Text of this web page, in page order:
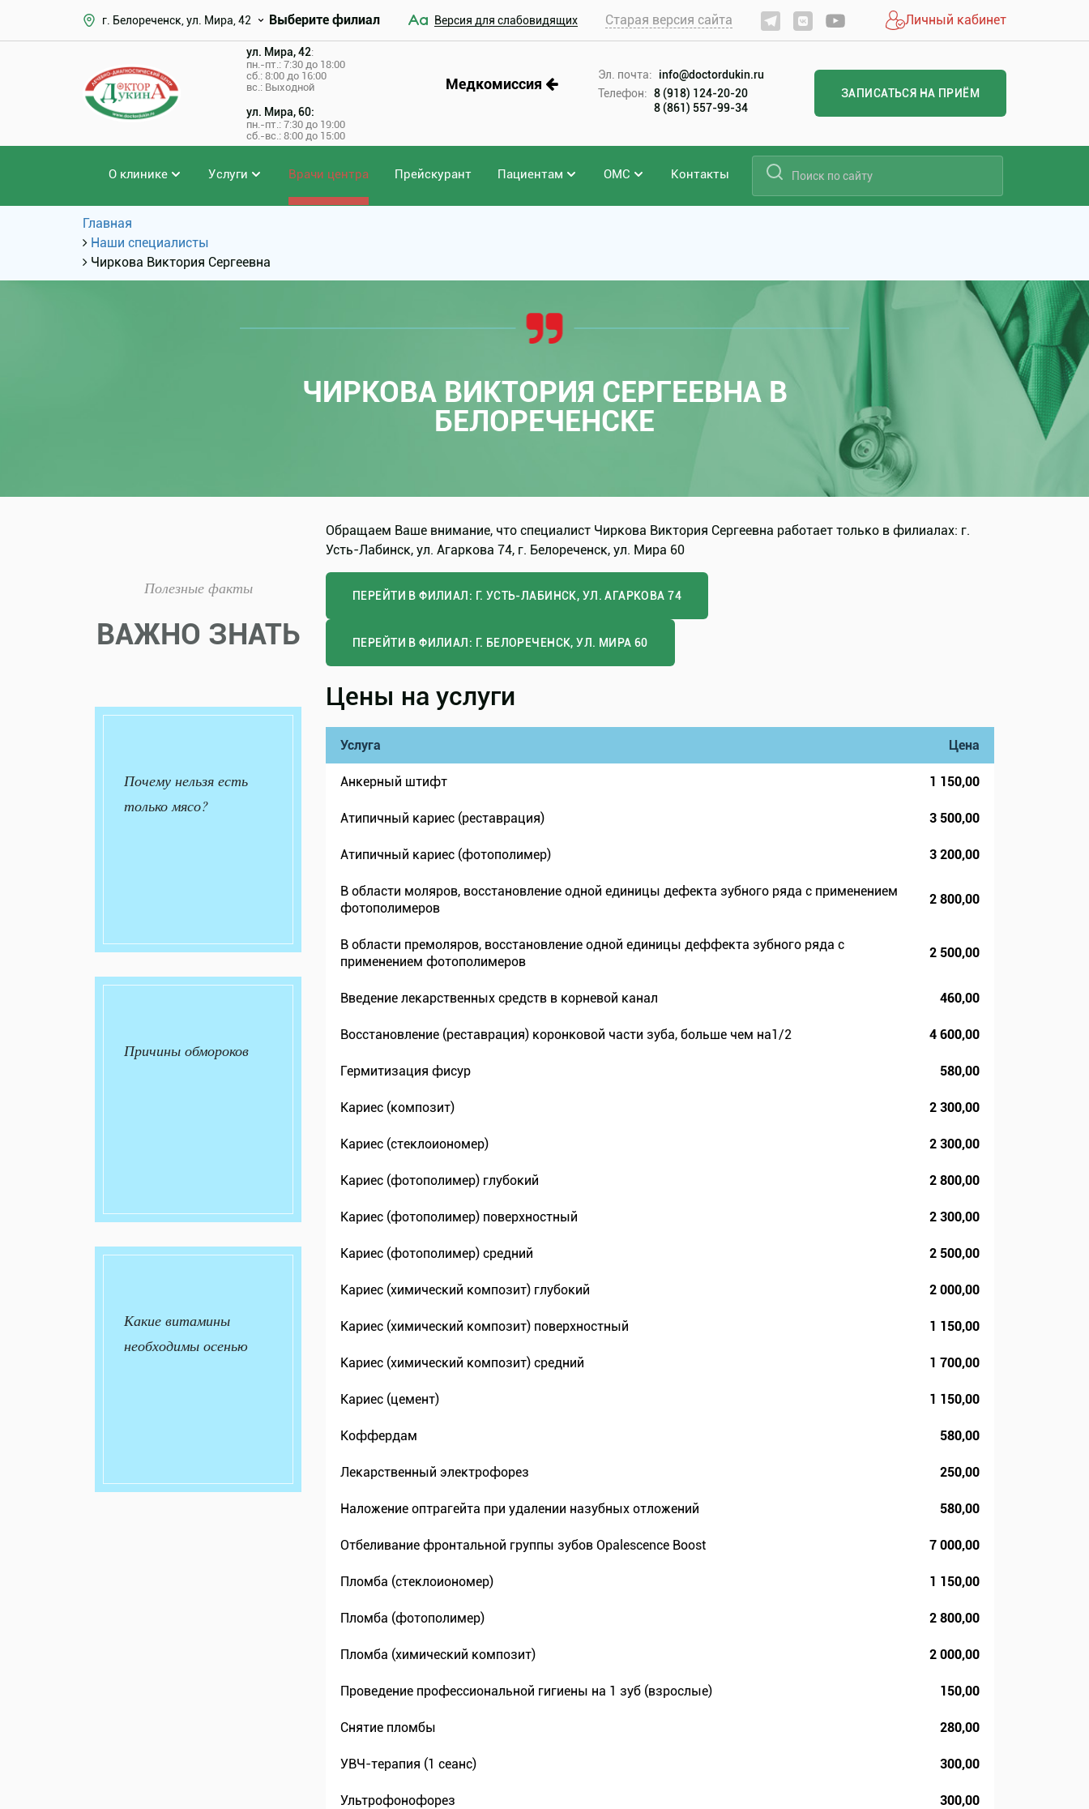
г. Белореченск, ул. Мира, 42 Выберите филиал Версия для слабовидящих Старая версия сайта Личный кабинет
ул. Мира, 42:
пн.-пт.: 7:30 до 18:00
сб.: 8:00 до 16:00
вс.: Выходной
ул. Мира, 60:
пн.-пт.: 7:30 до 19:00
сб.-вс.: 8:00 до 15:00
Медкомиссия
Эл. почта:
info@doctordukin.ru
Телефон: 8 (918) 124-20-20
8 (861) 557-99-34
ЗАПИСАТЬСЯ НА ПРИЁМ
О клинике Услуги Врачи центра Прейскурант Пациентам ОМС Контакты
Главная
Наши специалисты
Чиркова Виктория Сергеевна
ЧИРКОВА ВИКТОРИЯ СЕРГЕЕВНА В
БЕЛОРЕЧЕНСКЕ
Обращаем Ваше внимание, что специалист Чиркова Виктория Сергеевна работает только в филиалах: г.
Усть-Лабинск, ул. Агаркова 74, г. Белореченск, ул. Мира 60
ПЕРЕЙТИ В ФИЛИАЛ: Г. УСТЬ-ЛАБИНСК, УЛ. АГАРКОВА 74
ПЕРЕЙТИ В ФИЛИАЛ: Г. БЕЛОРЕЧЕНСК, УЛ. МИРА 60
Цены на услуги
Услуга Цена
Анкерный штифт 1 150,00
Атипичный кариес (реставрация) 3 500,00
Атипичный кариес (фотополимер) 3 200,00
В области моляров, восстановление одной единицы дефекта зубного ряда с применением
фотополимеров
2 800,00
В области премоляров, восстановление одной единицы деффекта зубного ряда с
применением фотополимеров
2 500,00
Введение лекарственных средств в корневой канал 460,00
Восстановление (реставрация) коронковой части зуба, больше чем на1/2 4 600,00
Гермитизация фисур 580,00
Кариес (композит) 2 300,00
Кариес (стеклоиономер) 2 300,00
Кариес (фотополимер) глубокий 2 800,00
Кариес (фотополимер) поверхностный 2 300,00
Кариес (фотополимер) средний 2 500,00
Кариес (химический композит) глубокий 2 000,00
Кариес (химический композит) поверхностный 1 150,00
Кариес (химический композит) средний 1 700,00
Кариес (цемент) 1 150,00
Коффердам 580,00
Лекарственный электрофорез 250,00
Наложение оптрагейта при удалении назубных отложений 580,00
Отбеливание фронтальной группы зубов Opalescence Boost 7 000,00
Пломба (стеклоиономер) 1 150,00
Пломба (фотополимер) 2 800,00
Пломба (химический композит) 2 000,00
Проведение профессиональной гигиены на 1 зуб (взрослые) 150,00
Снятие пломбы 280,00
УВЧ-терапия (1 сеанс) 300,00
Ультрофонофорез 300,00
Полезные факты
ВАЖНО ЗНАТЬ
Почему нельзя есть
только мясо?
Причины обмороков
Какие витамины
необходимы осенью